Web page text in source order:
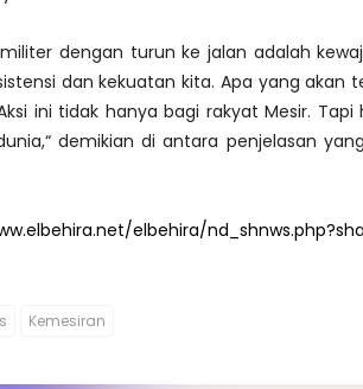
dengan turun ke jalan adalah
dan kekuatan kita. Apa yang akan
ini tidak hanya bagi rakyat Mesir.
demikian di antara penjelasan
elbehira/
Kemesiran